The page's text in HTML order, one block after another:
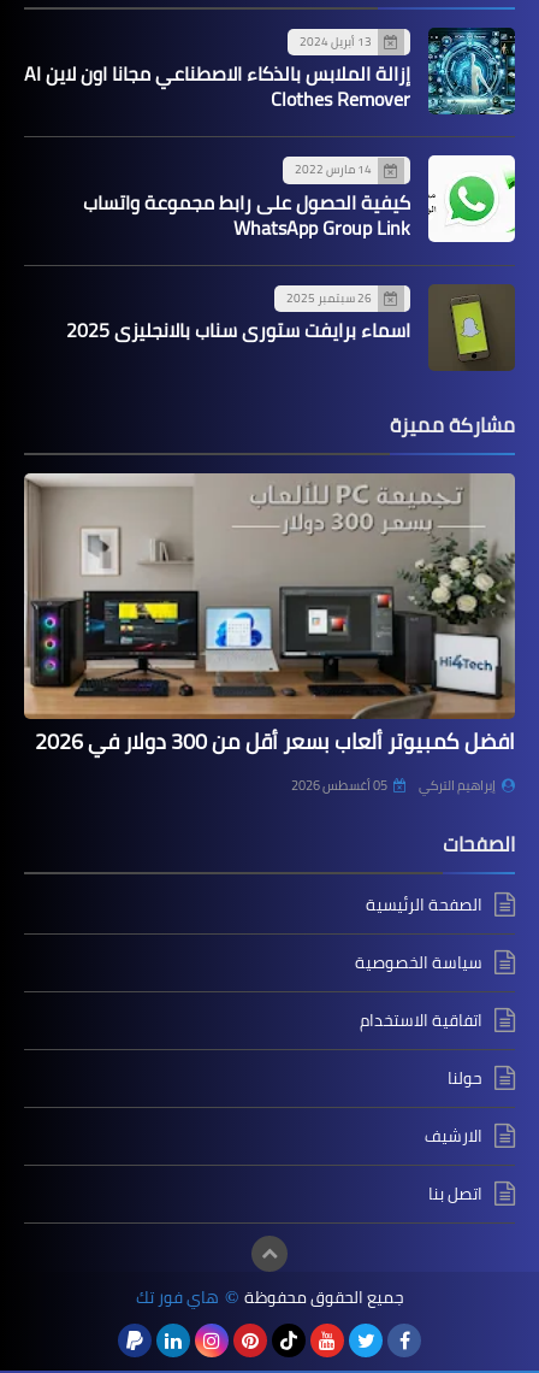
13 أبريل 2024
إزالة الملابس بالذكاء الاصطناعي مجانا اون لاين AI
Clothes Remover
14 مارس 2022
كيفية الحصول على رابط مجموعة واتساب
WhatsApp Group Link
26 سبتمبر 2025
اسماء برايفت ستوري سناب بالانجليزي 2025
مشاركة مميزة
افضل كمبيوتر ألعاب بسعر أقل من 300 دولار في 2026
إبراهيم التركي 05 أغسطس 2026
الصفحات
الصفحة الرئيسية
سياسة الخصوصية
اتفاقية الاستخدام
حولنا
الارشيف
اتصل بنا
جميع الحقوق محفوظة © هاي فور تك